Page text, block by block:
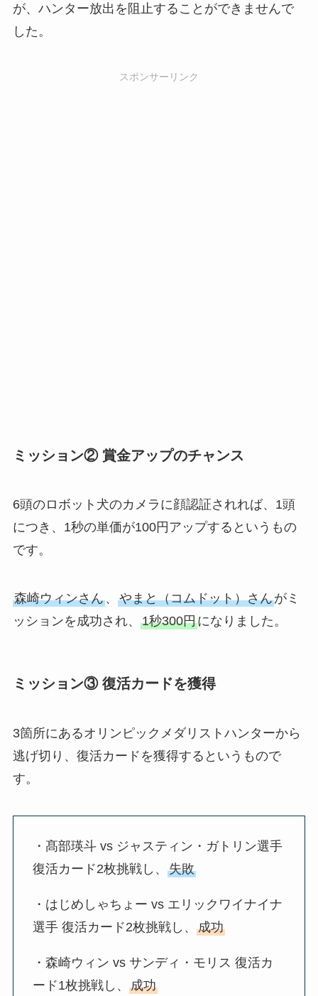
が、ハンター放出を阻止することができませんで
した。
スポンサーリンク
ミッション② 賞金アップのチャンス
6頭のロボット犬のカメラに顔認証されれば、1頭
につき、1秒の単価が100円アップするというもの
です。
森崎ウィンさん、 やまと（コムドット）さんがミ
ッションを成功され、 1秒300円になりました。
ミッション③ 復活カードを獲得
3箇所にあるオリンピックメダリストハンターから
逃げ切り、復活カードを獲得するというもので
す。
・髙部瑛斗 vs ジャスティン・ガトリン選手
復活カード2枚挑戦し、 失敗
・はじめしゃちょー vs エリックワイナイナ
選手 復活カード2枚挑戦し、 成功
・森崎ウィン vs サンディ・モリス 復活カ
ード1枚挑戦し、 成功